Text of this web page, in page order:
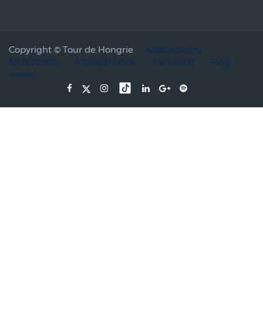
Copyright © Tour de Hongrie
Adatvédelmi
tájékoztató
Állásajánlatok Kapcsolat
Régi
verzió